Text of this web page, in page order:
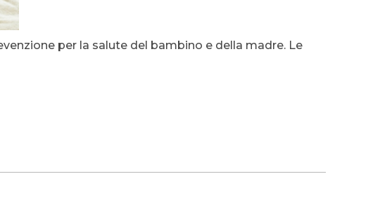
per la salute del bambino e della madre. Le